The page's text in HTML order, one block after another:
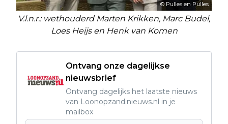
© Pulles en Pulles
V.l.n.r.: wethouderd Marten Krikken, Marc Budel,
Loes Heijs en Henk van Komen
Ontvang onze dagelijkse
nieuwsbrief
Ontvang dagelijks het laatste nieuws
van Loonopzand.nieuws.nl in je
mailbox